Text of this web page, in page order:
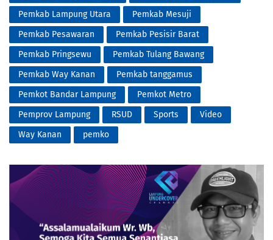
Pemkab Lampung Utara
Pemkab Mesuji
Pemkab Pesawaran
Pemkab Pesisir Barat
Pemkab Pringsewu
Pemkab Tulang Bawang
Pemkab Way Kanan
Pemkab tanggamus
Pemkot Bandar Lampung
Pemkot Metro
Pemprov Lampung
RSUD Sports
Video
Way Kanan
pemko